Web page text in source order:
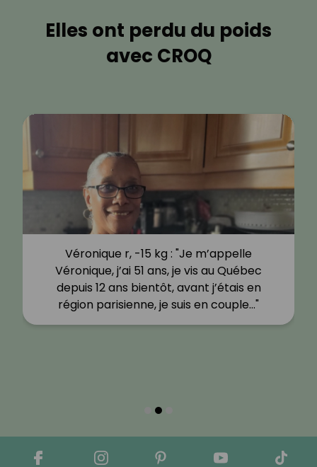
Elles ont perdu du poids
avec CROQ
Véronique r, -15 kg : "Je m’appelle
Véronique, j’ai 51 ans, je vis au Québec
depuis 12 ans bientôt, avant j’étais en
région parisienne, je suis en couple…"